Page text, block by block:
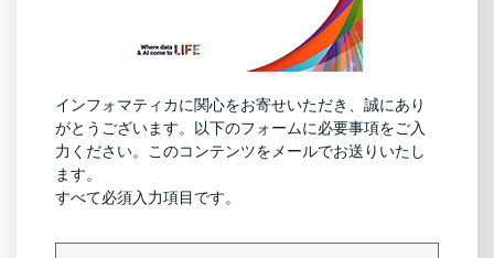
インフォマティカに関心をお寄せいただき、誠にあり
がとうございます。以下のフォームに必要事項をご入
力ください。このコンテンツをメールでお送りいたし
ます。
すべて必須入力項目です。